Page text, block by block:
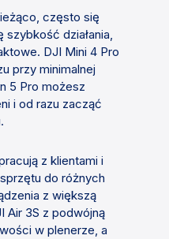
często się
działania,
DJI Mini 4 Pro
przy minimalnej
5 Pro możesz
i od razu zacząć
z klientami i
do różnych
z większą
Air 3S z podwójną
w plenerze, a